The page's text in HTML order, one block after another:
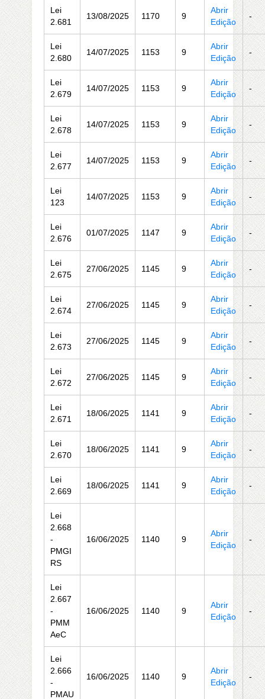
Lei
2.681
13/08/2025 1170 9
Abrir
Edição
-
Lei
2.680
14/07/2025 1153 9
Abrir
Edição
-
Lei
2.679
14/07/2025 1153 9
Abrir
Edição
-
Lei
2.678
14/07/2025 1153 9
Abrir
Edição
-
Lei
2.677
14/07/2025 1153 9
Abrir
Edição
-
Lei
123
14/07/2025 1153 9
Abrir
Edição
-
Lei
2.676
01/07/2025 1147 9
Abrir
Edição
-
Lei
2.675
27/06/2025 1145 9
Abrir
Edição
-
Lei
2.674
27/06/2025 1145 9
Abrir
Edição
-
Lei
2.673
27/06/2025 1145 9
Abrir
Edição
-
Lei
2.672
27/06/2025 1145 9
Abrir
Edição
-
Lei
2.671
18/06/2025 1141 9
Abrir
Edição
-
Lei
2.670
18/06/2025 1141 9
Abrir
Edição
-
Lei
2.669
18/06/2025 1141 9
Abrir
Edição
-
Lei
2.668
-
PMGI
RS
16/06/2025 1140 9
Abrir
Edição
-
Lei
2.667
-
PMM
AeC
16/06/2025 1140 9
Abrir
Edição
-
Lei
2.666
-
PMAU
16/06/2025 1140 9
Abrir
Edição
-